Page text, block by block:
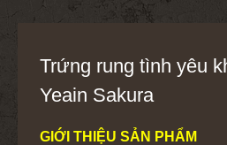
Trứng rung tình yêu
Yeain Sakura
GIỚI THIỆU SẢN PHẨM